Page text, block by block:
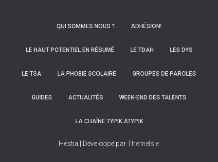
QUI SOMMES NOUS ? ADHÉSION!
LE HAUT POTENTIEL EN RÉSUMÉ LE TDAH LES DYS
LE TSA LA PHOBIE SCOLAIRE GROUPES DE PAROLES
GUIDES ACTUALITÉS WEEK-END DES TALENTS
LA CHAÎNE TYPIK ATYPIK
Hestia | Développé parThemeIsle